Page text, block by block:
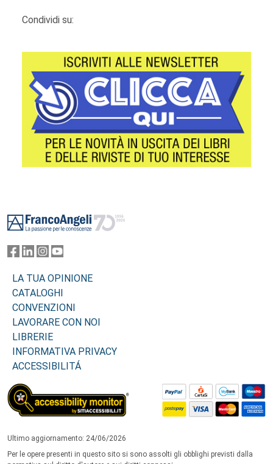
Condividi su:
LA TUA OPINIONE
CATALOGHI
CONVENZIONI
LAVORARE CON NOI
LIBRERIE
INFORMATIVA PRIVACY
ACCESSIBILITÁ
Ultimo aggiornamento: 24/06/2026
Per le opere presenti in questo sito si sono assolti gli obblighi previsti dalla